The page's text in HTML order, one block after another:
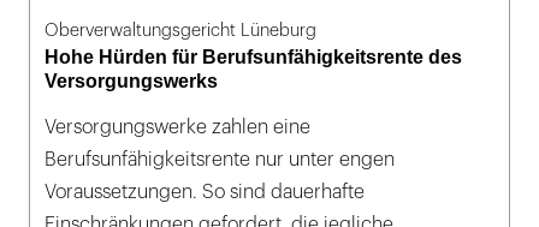
Oberverwaltungsgericht Lüneburg
Hohe Hürden für Berufsunfähigkeitsrente des
Versorgungswerks
Versorgungswerke zahlen eine
Berufsunfähigkeitsrente nur unter engen
Voraussetzungen. So sind dauerhafte